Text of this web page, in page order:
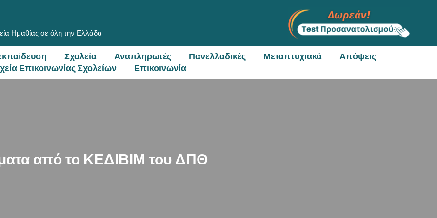
Ημαθίας σε όλη την Ελλάδα
Σχολεία Αναπληρωτές Πανελλαδικές Μεταπτυχιακά
Απόψεις
Επικοινωνίας Σχολείων Επικοινωνία
από το ΚΕΔΙΒΙΜ του ΔΠΘ